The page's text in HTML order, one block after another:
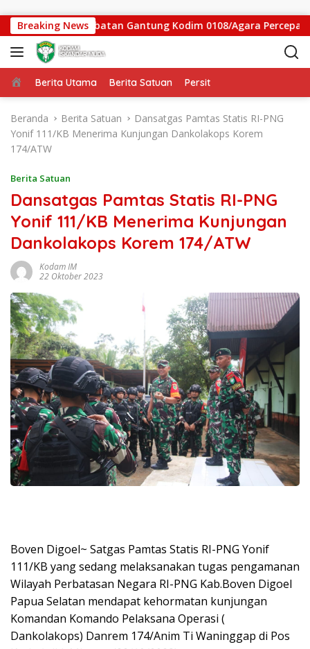
Breaking News
Satgas Jembatan Gantung Kodim 0108/Agara Percepat
Beranda
Berita Utama Berita Satuan Persit
Beranda Berita Satuan
Dansatgas Pamtas Statis RI-PNG
Yonif 111/KB Menerima Kunjungan Dankolakops Korem
174/ATW
Berita Satuan
Dansatgas Pamtas Statis RI-PNG
Yonif 111/KB Menerima Kunjungan
Dankolakops Korem 174/ATW
Kodam IM
22 Oktober 2023
Boven Digoel~ Satgas Pamtas Statis RI-PNG Yonif
111/KB yang sedang melaksanakan tugas pengamanan
Wilayah Perbatasan Negara RI-PNG Kab.Boven Digoel
Papua Selatan mendapat kehormatan kunjungan
Komandan Komando Pelaksana Operasi (
Dankolakops) Danrem 174/Anim Ti Waninggap di Pos